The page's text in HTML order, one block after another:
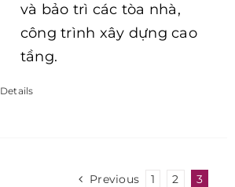
và bảo trì các tòa nhà,
công trình xây dựng cao
tầng.
Details
Previous 1 2 3